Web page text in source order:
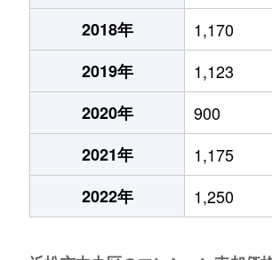
2018年
1,170
2019年
1,123
2020年
900
2021年
1,175
2022年
1,250